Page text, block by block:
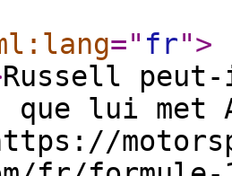
=" fr">
Russell
que lui met